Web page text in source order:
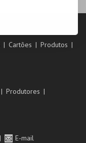
Cartões
Produtos
Produtores
E-mail